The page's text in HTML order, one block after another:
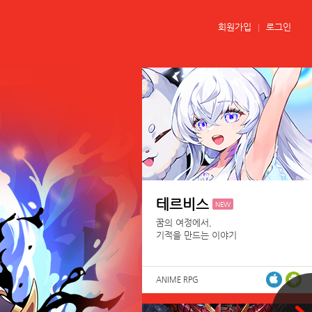
회원가입 로그인
테르비스 NEW
꿈의 여정에서,
기적을 만드는 이야기
ANIME RPG